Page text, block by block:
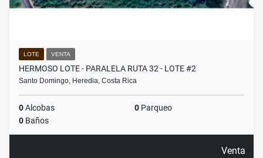
LOTE VENTA
HERMOSO LOTE - PARALELA RUTA 32 - LOTE #2
Santo Domingo, Heredia, Costa Rica
0Alcobas 0 Parqueo
0 Baños
Venta